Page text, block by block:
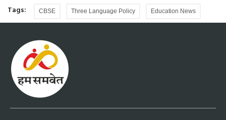
Tags: CBSE Three Language Policy Education News